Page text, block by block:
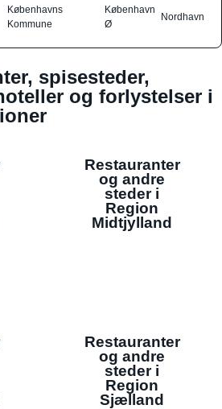
Københavns
Kommune
København
Ø
Nordhavn
spisesteder,
og forlystelser i
Restauranter
og andre
steder i
Region
Midtjylland
Restauranter
og andre
steder i
Region
Sjælland